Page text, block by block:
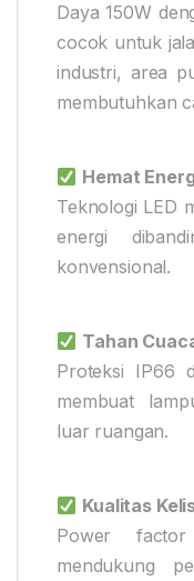
Daya 150W
cocok untuk
industri, area
membutuhkan
Hemat
Teknologi LED
energi
konvensional.
Tahan
Proteksi IP66
membuat
luar ruangan.
Kualitas
Power
mendukung